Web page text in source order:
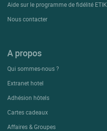
Aide sur le programme de fidélité ETIK
Nous contacter
A propos
Qui sommes-nous ?
Extranet hotel
Adhésion hôtels
Cartes cadeaux
Affaires & Groupes